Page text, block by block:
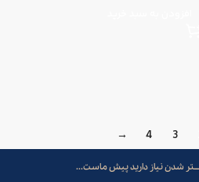
3
4
→
شدن نیاز دارید پیش ماست...